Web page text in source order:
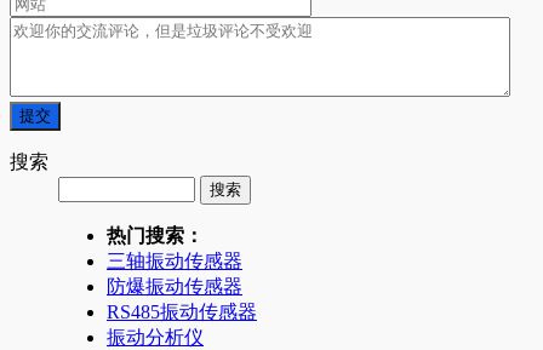
搜索
热门搜索：
三轴振动传感器
防爆振动传感器
RS485振动传感器
振动分析仪